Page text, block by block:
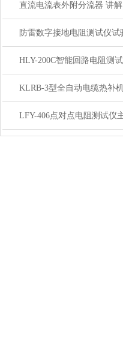
直流电流表外附分流器 讲解